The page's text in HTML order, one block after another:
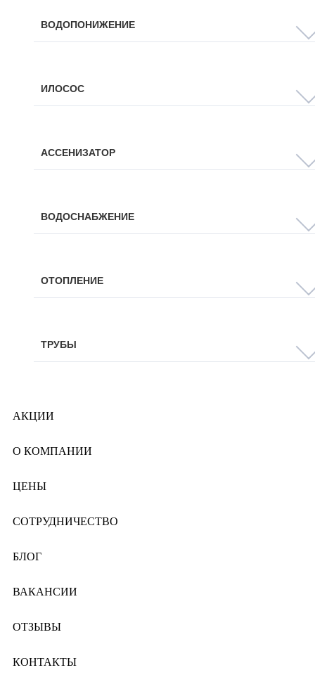
ВОДОПОНИЖЕНИЕ
ИЛОСОС
АССЕНИЗАТОР
ВОДОСНАБЖЕНИЕ
ОТОПЛЕНИЕ
ТРУБЫ
АКЦИИ
О КОМПАНИИ
ЦЕНЫ
СОТРУДНИЧЕСТВО
БЛОГ
ВАКАНСИИ
ОТЗЫВЫ
КОНТАКТЫ